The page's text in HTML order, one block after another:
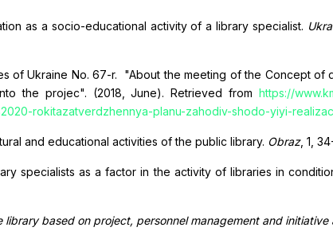
as a socio-educational activity of a library specialist.
of Ukraine No. 67-r. "About the meeting of the Concept
the projec". (2018, June). Retrieved from https://
rokitazatverdzhennya-planu-zahodiv-shodo-yiyi-
and educational activities of the public library. Obraz, 1,
specialists as a factor in the activity of libraries in
library based on project, personnel management and